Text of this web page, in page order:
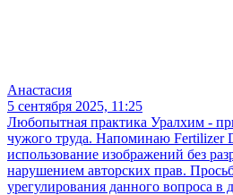
Анастасия
5 сентября 2025, 11:25
Любопытная практика Уралхим -
чужого труда. Напоминаю Fertilizer
использование изображений без
нарушением авторских прав.
урегулирования данного вопроса в